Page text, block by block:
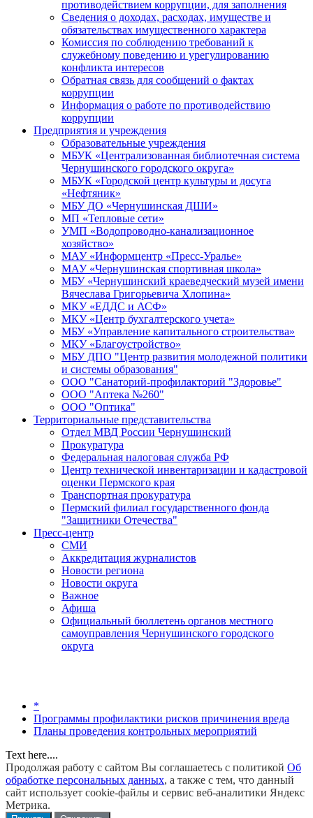
противодействием коррупции, для заполнения
Сведения о доходах, расходах, имуществе и
обязательствах имущественного характера
Комиссия по соблюдению требований к
служебному поведению и урегулированию
конфликта интересов
Обратная связь для сообщений о фактах
коррупции
Информация о работе по противодействию
коррупции
Предприятия и учреждения
Образовательные учреждения
МБУК «Централизованная библиотечная система
Чернушинского городского округа»
МБУК «Городской центр культуры и досуга
«Нефтяник»
МБУ ДО «Чернушинская ДШИ»
МП «Тепловые сети»
УМП «Водопроводно-канализационное
хозяйство»
МАУ «Информцентр «Пресс-Уралье»
МАУ «Чернушинская спортивная школа»
МБУ «Чернушинский краеведческий музей имени
Вячеслава Григорьевича Хлопина»
МКУ «ЕДДС и АСФ»
МКУ «Центр бухгалтерского учета»
МБУ «Управление капитального строительства»
МКУ «Благоустройство»
МБУ ДПО "Центр развития молодежной политики
и системы образования"
ООО "Санаторий-профилакторий "Здоровье"
ООО "Аптека №260"
ООО "Оптика"
Территориальные представительства
Отдел МВД России Чернушинский
Прокуратура
Федеральная налоговая служба РФ
Центр технической инвентаризации и кадастровой
оценки Пермского края
Транспортная прокуратура
Пермский филиал государственного фонда
"Защитники Отечества"
Пресс-центр
СМИ
Аккредитация журналистов
Новости региона
Новости округа
Важное
Афиша
Официальный бюллетень органов местного
самоуправления Чернушинского городского
округа
*
Программы профилактики рисков причинения вреда
Планы проведения контрольных мероприятий
Text here....
Продолжая работу с сайтом Вы соглашаетесь с политикой Об
обработке персональных данных, а также с тем, что данный
сайт использует cookie-файлы и сервис веб-аналитики Яндекс
Метрика.